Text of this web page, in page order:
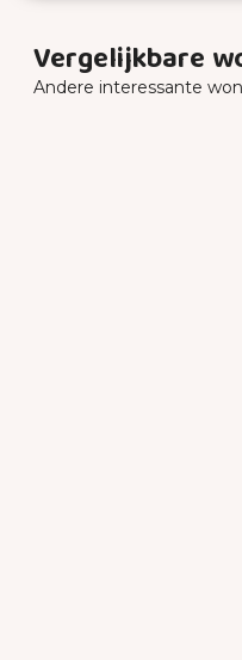
Vergelijkbare
Andere interessante